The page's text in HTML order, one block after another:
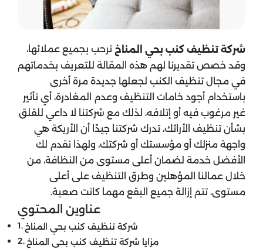
شركة تنظيف كنب بحي المناخ ترحب بجميع عملائها،
وقد خصص تقديرنا لهم هذه المقالة للتعريف بخدماتهم
في مجال تنظيف الكنب لجعلها جديدة مرة أخرى
باستخدام أجود خامات التنظيف وعدم المغادرة، أي تأثير
غير مرغوب فيه أو إتلافه، لذلك مع شركتنا لا داعي للقلق
بشأن تنظيف الأرائك، تدرك شركتنا جيدًا أن الأريكة هي
واجهة منزلك أو مؤسستك أو شركتك، ولهذا نقدم لك
الأفضل خدمة لضمان أعلى مستوى من النظافة، من
خلال عمالنا المؤهلين وطرق التنظيف على أعلى
مستوى، تتم إزالة جميع البقع مهما كانت صعبة.
عناوين المحتوي
شركة تنظيف كنب بحي المناخ
مزايا شركة تنظيف كنب بحي المناخ